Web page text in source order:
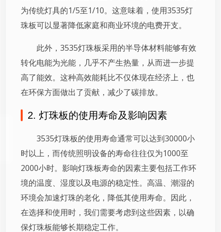
为传统灯具的1/5至1/10。这意味着，使用3535灯
珠板可以显著降低家庭和商业环境的电费开支。
此外，3535灯珠板采用的半导体材料能够有效
转化电能为光能，几乎不产生热量，从而进一步提
高了能效。这种高效能耗比不仅体现在经济上，也
在环保方面做出了贡献，减少了碳排放。
2. 灯珠板的使用寿命及影响因素
3535灯珠板的使用寿命通常可以达到30000小
时以上，而传统照明设备的寿命往往仅为1000至
2000小时。影响灯珠板寿命的因素主要包括工作环
境的温度、湿度以及电源的稳定性。高温、潮湿的
环境会加速灯珠的老化，降低其使用寿命。因此，
在选择和使用时，我们需要考虑到这些因素，以确
保灯珠板能够长期稳定工作。